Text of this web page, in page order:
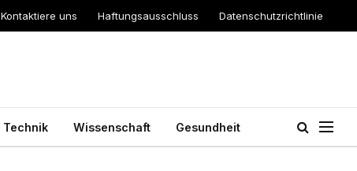
Kontaktiere uns Haftungsausschluss Datenschutzrichtlinie
Technik Wissenschaft Gesundheit